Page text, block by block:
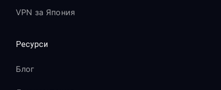
VPN за Япония
Ресурси
Блог